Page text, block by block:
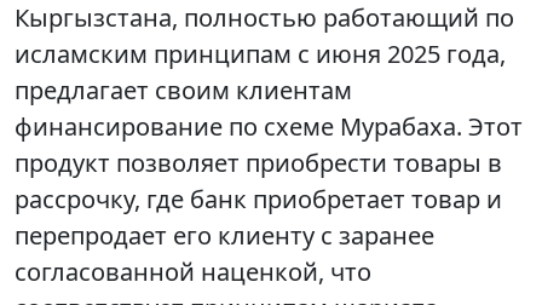
Кыргызстана, полностью работающий по
исламским принципам с июня 2025 года,
предлагает своим клиентам
финансирование по схеме Мурабаха. Этот
продукт позволяет приобрести товары в
рассрочку, где банк приобретает товар и
перепродает его клиенту с заранее
согласованной наценкой, что